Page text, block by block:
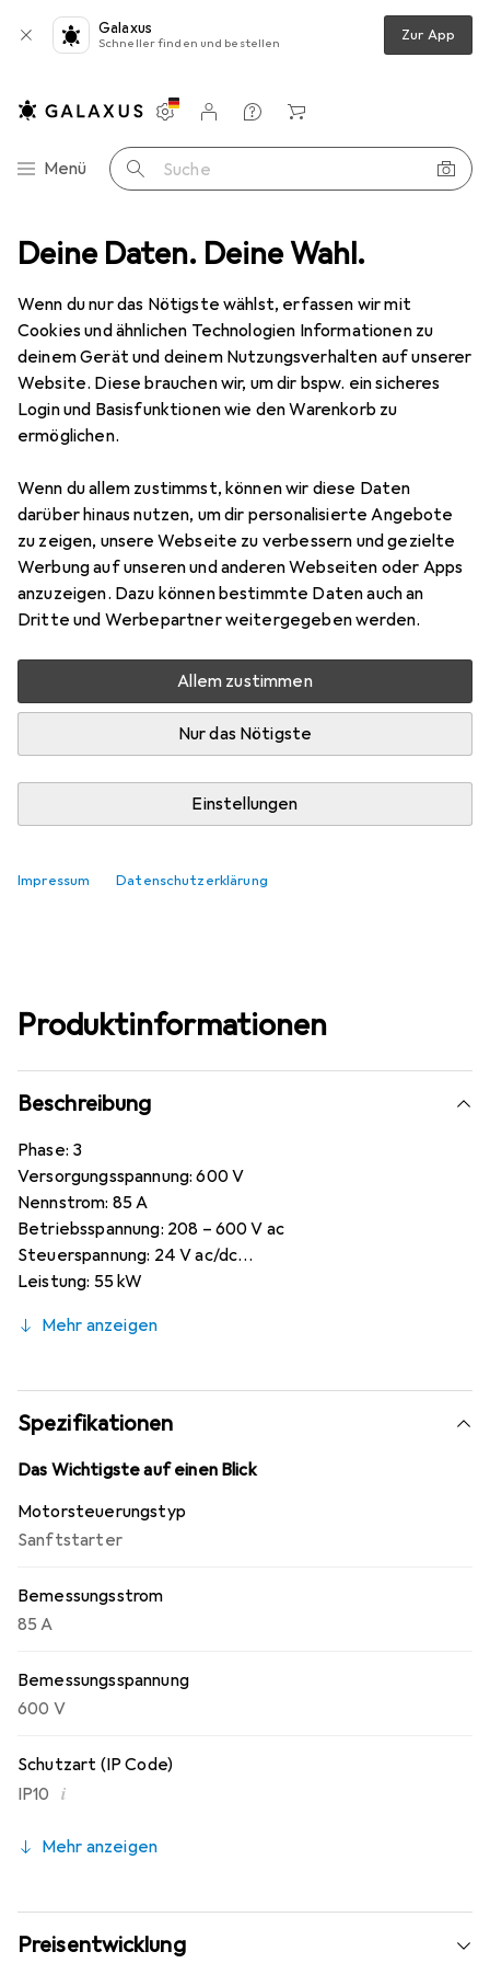
Deine Daten. Deine Wahl.
Wenn du nur das Nötigste wählst, erfassen wir mit
Cookies und ähnlichen Technologien Informationen zu
deinem Gerät und deinem Nutzungsverhalten auf unserer
Website. Diese brauchen wir, um dir bspw. ein sicheres
Login und Basisfunktionen wie den Warenkorb zu
ermöglichen.
Wenn du allem zustimmst, können wir diese Daten
darüber hinaus nutzen, um dir personalisierte Angebote
zu zeigen, unsere Webseite zu verbessern und gezielte
Werbung auf unseren und anderen Webseiten oder Apps
anzuzeigen. Dazu können bestimmte Daten auch an
Dritte und Werbepartner weitergegeben werden.
Allem zustimmen
Nur das Nötigste
Einstellungen
Impressum Datenschutzerklärung
Galaxus
Schneller finden und bestellen Zur App
Navigation nach Kategorien
Menü Suche
Einstellungen
Kundenkonto
Vergleichslisten
Merklisten
Warenkorb
Motorsteuerung ABB PSR85-600-11 - 85A Softstarter 45kW
2 Bilder
ABBPSR85-600-11 - 85A Softstarter
45kW
Preis in EUR inkl. MwSt.
EUR
1146,67
Bewertungen Marke
Mehr von ABB
Zwischen Do, 13.8. und Sa, 15.8. geliefert
Lieferort angeben für genaue Lieferzeit
In den Warenkorb
Produktinformationen
Beschreibung
Phase: 3
Versorgungsspannung: 600 V
Nennstrom: 85 A
Betriebsspannung: 208 – 600 V ac
Steuerspannung: 24 V ac/dc
Leistung: 55 kW
Gesamtlänge: 70 mm
Gesamttiefe: 220 mm
Betriebstemperatur min.: -20 °C
Betriebstemperatur max.: +60 °C
Serie: PSR
Mehr anzeigen
Spezifikationen
Das Wichtigste auf einen Blick
Motorsteuerungstyp
Sanftstarter
Bemessungsstrom
85 A
Bemessungsspannung
600 V
Schutzart (IP Code)
IP10 i
Mehr anzeigen
Preisentwicklung